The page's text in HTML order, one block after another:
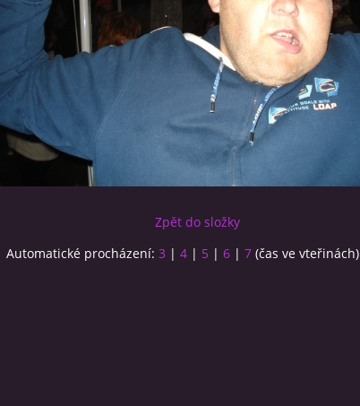
Zpět do složky
Automatické procházení: 3 | 4 | 5 | 6 | 7 (čas ve vteřinách)